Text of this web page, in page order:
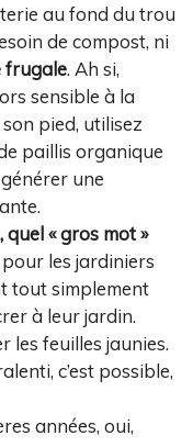
au fond du trou
de compost, ni
frugale. Ah si,
sensible à la
pied, utilisez
paillis organique
une
quel « gros mot »
les jardiniers
tout simplement
à leur jardin.
les feuilles jaunies.
c’est possible,
années, oui,